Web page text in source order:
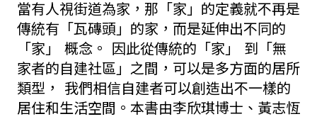
當有人視街道為家，那「家」的定義就不再是
傳統有「瓦磚頭」的家，而是延伸出不同的
「家」 概念。 因此從傳統的「家」 到「無
家者的自建社區」之間，可以是多方面的居所
類型， 我們相信自建者可以創造出不一樣的
居住和生活空間。本書由李欣琪博士、黃志恆